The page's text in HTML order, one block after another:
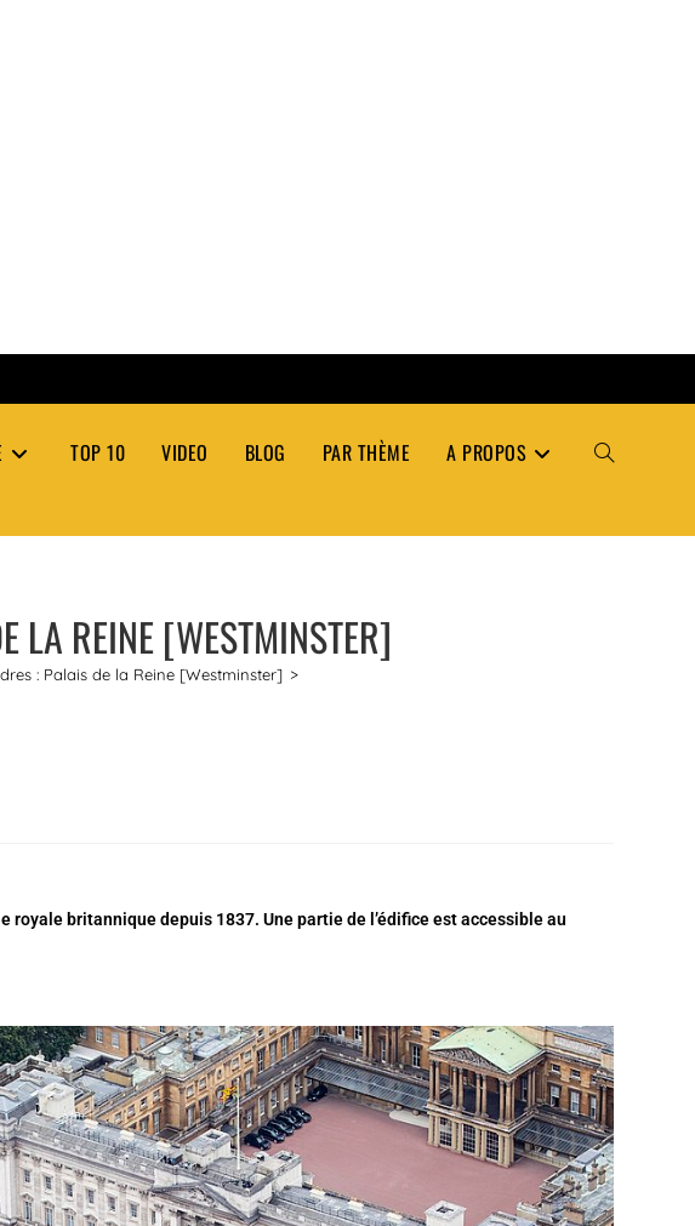
TOP 10 VIDEO BLOG PAR THÈME A PROPOS TOGGLE
LA REINE [WESTMINSTER]
: Palais de la Reine [Westminster] >
britannique depuis 1837. Une partie de l’édifice est accessible au